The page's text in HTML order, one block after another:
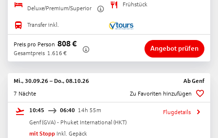
Deluxe/Premium/Superior
Frühstück
Transfer inkl.
Preis pro Person 808€
Gesamtpreis 1.616 €
Angebot prüfen
Mi., 30.09.26 – Do., 08.10.26 AbGenf
7 Nächte
Zu Favoriten hinzufügen
10:45 06:40 14h 55m
Genf(GVA) - Phuket International (HKT)
mit Stopp Inkl. Gepäck
Flugdetails